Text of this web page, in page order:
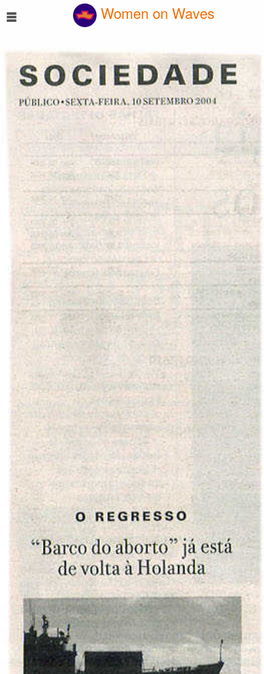
☰ Women on Waves